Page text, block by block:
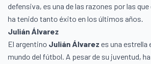
defensiva, es una de las razones por las
ha tenido tanto éxito en los últimos años.
Julián Álvarez
El argentino Julián Álvarez es una estrella
mundo del fútbol. A pesar de su juventud,